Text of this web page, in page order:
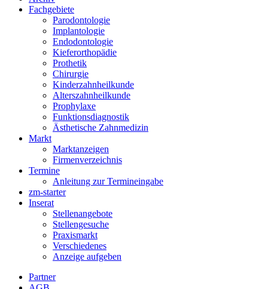
Fachgebiete
Parodontologie
Implantologie
Endodontologie
Kieferorthopädie
Prothetik
Chirurgie
Kinderzahnheilkunde
Alterszahnheilkunde
Prophylaxe
Funktionsdiagnostik
Ästhetische Zahnmedizin
Markt
Marktanzeigen
Firmenverzeichnis
Termine
Anleitung zur Termineingabe
zm-starter
Inserat
Stellenangebote
Stellengesuche
Praxismarkt
Verschiedenes
Anzeige aufgeben
Partner